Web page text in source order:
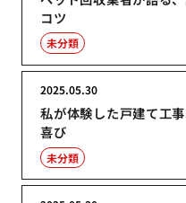
コツ
未分類
私が体験した戸建て工
喜び
2025.05.30
未分類